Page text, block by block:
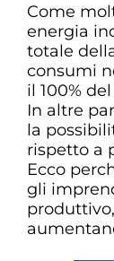
Come
energia
totale
consumi
il 100%
In altre
la
rispetto a
Ecco
gli